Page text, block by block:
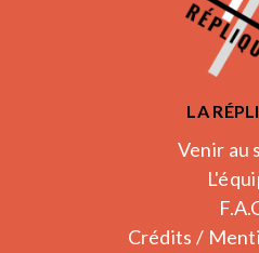
LA
Venir au
Crédits /